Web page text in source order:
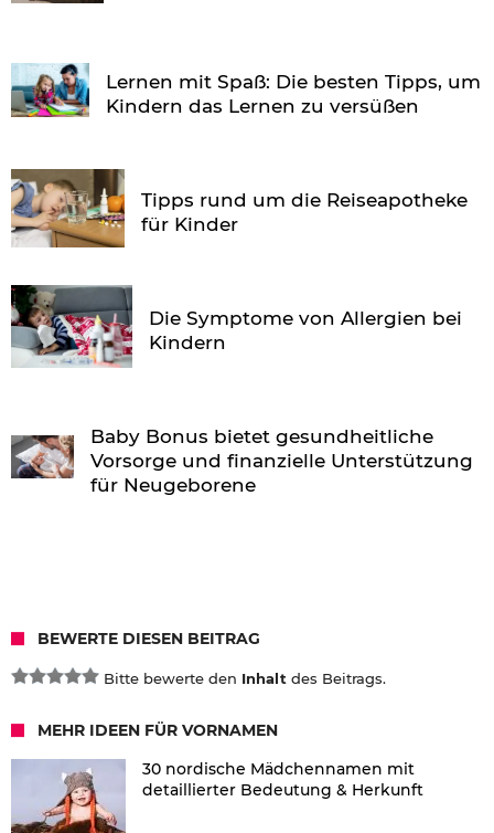
Lernen mit Spaß: Die besten Tipps, um
Kindern das Lernen zu versüßen
Tipps rund um die Reiseapotheke
für Kinder
Die Symptome von Allergien bei
Kindern
Baby Bonus bietet gesundheitliche
Vorsorge und finanzielle Unterstützung
für Neugeborene
BEWERTE DIESEN BEITRAG
Bitte bewerte den Inhalt des Beitrags.
MEHR IDEEN FÜR VORNAMEN
30 nordische Mädchennamen mit
detaillierter Bedeutung & Herkunft